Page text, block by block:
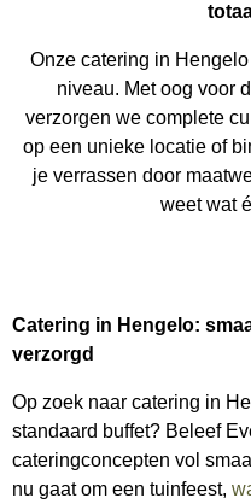
Onze catering in
niveau. Met oog voor
verzorgen we complete
op een unieke locatie of
je verrassen door
weet wat
Catering in Hengelo:
verzorgd
Op zoek naar catering in
standaard buffet? Beleef
cateringconcepten vol
nu gaat om een tuinfeest,